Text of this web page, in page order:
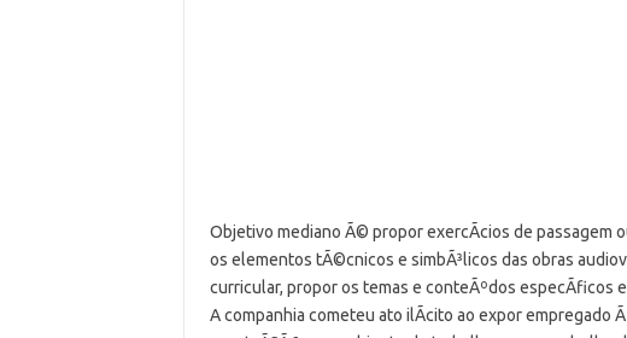
Objetivo mediano Ã© propor exercÃ­cios de passagem
os elementos tÃ©cnicos e simbÃ³licos das obras
curricular, propor os temas e conteÃºdos especÃ­ficos
A companhia cometeu ato ilÃ­cito ao expor empregado